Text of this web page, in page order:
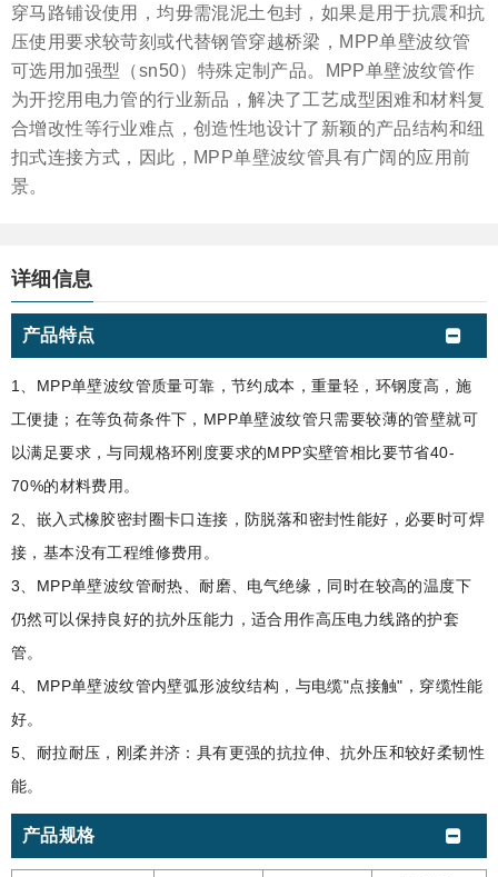
穿马路铺设使用，均毋需混泥土包封，如果是用于抗震和抗
压使用要求较苛刻或代替钢管穿越桥梁，MPP单壁波纹管
可选用加强型（sn50）特殊定制产品。MPP单壁波纹管作
为开挖用电力管的行业新品，解决了工艺成型困难和材料复
合增改性等行业难点，创造性地设计了新颖的产品结构和纽
扣式连接方式，因此，MPP单壁波纹管具有广阔的应用前
景。
详细信息
产品特点
1、MPP单壁波纹管质量可靠，节约成本，重量轻，环钢度高，施
工便捷；在等负荷条件下，MPP单壁波纹管只需要较薄的管壁就可
以满足要求，与同规格环刚度要求的MPP实壁管相比要节省40-
70%的材料费用。
2、嵌入式橡胶密封圈卡口连接，防脱落和密封性能好，必要时可焊
接，基本没有工程维修费用。
3、MPP单壁波纹管耐热、耐磨、电气绝缘，同时在较高的温度下
仍然可以保持良好的抗外压能力，适合用作高压电力线路的护套
管。
4、MPP单壁波纹管内壁弧形波纹结构，与电缆"点接触"，穿缆性能
好。
5、耐拉耐压，刚柔并济：具有更强的抗拉伸、抗外压和较好柔韧性
能。
产品规格